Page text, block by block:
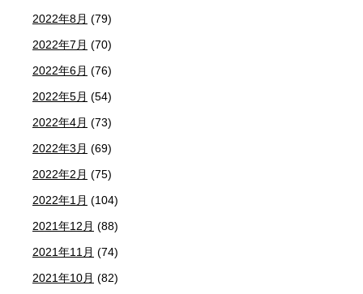
2022年8月 (79)
2022年7月 (70)
2022年6月 (76)
2022年5月 (54)
2022年4月 (73)
2022年3月 (69)
2022年2月 (75)
2022年1月 (104)
2021年12月 (88)
2021年11月 (74)
2021年10月 (82)